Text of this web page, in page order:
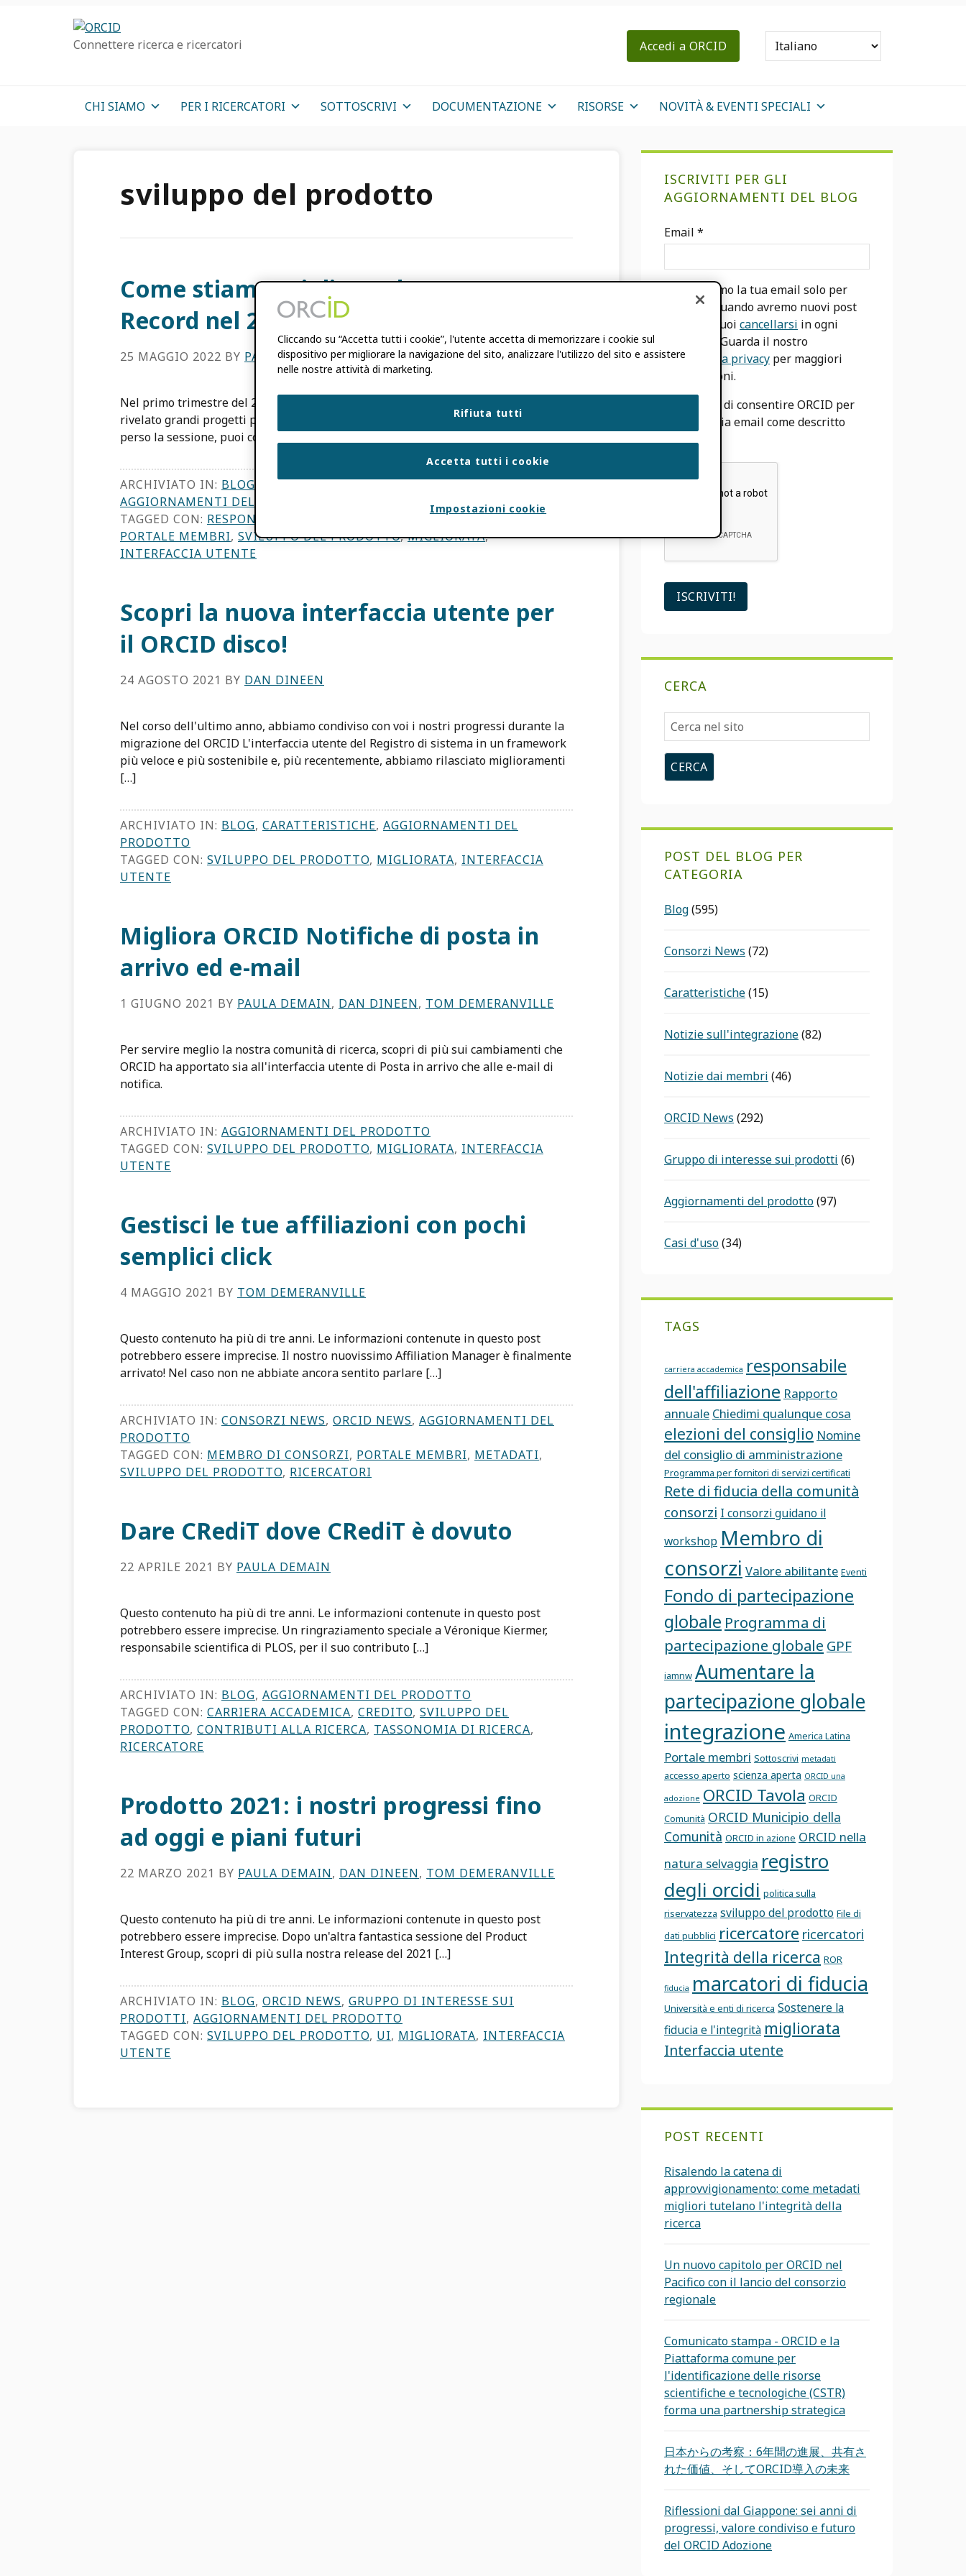
Connettere ricerca e ricercatori Accedi a ORCID
CHI SIAMO PER I RICERCATORI SOTTOSCRIVI DOCUMENTAZIONE RISORSE NOVITÀ & EVENTI SPECIALI
sviluppo del prodotto
Come stiamo migliorando ORCID
Record nel 2022
25 MAGGIO 2022 BY PAULA DEMAIN,DAN DINEEN,TOM DEMERANVILLE
Nel primo trimestre del 2022, la nostra sessione del Product Interest Group ha
rivelato grandi progetti per i miglioramenti del registro di quest'anno. Anche se hai
perso la sessione, puoi comunque […]
ARCHIVIATO IN: BLOG GRUPPO DI INTERESSE SUI PRODOTTI,
AGGIORNAMENTI DEL PRODOTTO
TAGGED CON: RESPONSABILE DELL'AFFILIAZIONE INTEGRAZIONE,
PORTALE MEMBRI, SVILUPPO DEL PRODOTTO,MIGLIORATA,
INTERFACCIA UTENTE
Scopri la nuova interfaccia utente per
il ORCID disco!
24 AGOSTO 2021 BY DAN DINEEN
Nel corso dell'ultimo anno, abbiamo condiviso con voi i nostri progressi durante la
migrazione del ORCID L'interfaccia utente del Registro di sistema in un framework
più veloce e più sostenibile e, più recentemente, abbiamo rilasciato miglioramenti
[…]
ARCHIVIATO IN: BLOG, CARATTERISTICHE, AGGIORNAMENTI DEL
PRODOTTO
TAGGED CON: SVILUPPO DEL PRODOTTO, MIGLIORATA, INTERFACCIA
UTENTE
Migliora ORCID Notifiche di posta in
arrivo ed e-mail
1 GIUGNO 2021 BY PAULA DEMAIN, DAN DINEEN, TOM DEMERANVILLE
Per servire meglio la nostra comunità di ricerca, scopri di più sui cambiamenti che
ORCID ha apportato sia all'interfaccia utente di Posta in arrivo che alle e-mail di
notifica.
ARCHIVIATO IN: AGGIORNAMENTI DEL PRODOTTO
TAGGED CON: SVILUPPO DEL PRODOTTO, MIGLIORATA, INTERFACCIA
UTENTE
Gestisci le tue affiliazioni con pochi
semplici click
4 MAGGIO 2021 BY TOM DEMERANVILLE
Questo contenuto ha più di tre anni. Le informazioni contenute in questo post
potrebbero essere imprecise. Il nostro nuovissimo Affiliation Manager è finalmente
arrivato! Nel caso non ne abbiate ancora sentito parlare […]
ARCHIVIATO IN: CONSORZI NEWS, ORCID NEWS, AGGIORNAMENTI DEL
PRODOTTO
TAGGED CON: MEMBRO DI CONSORZI, PORTALE MEMBRI, METADATI,
SVILUPPO DEL PRODOTTO, RICERCATORI
Dare CRediT dove CRediT è dovuto
22 APRILE 2021 BY PAULA DEMAIN
Questo contenuto ha più di tre anni. Le informazioni contenute in questo post
potrebbero essere imprecise. Un ringraziamento speciale a Véronique Kiermer,
responsabile scientifica di PLOS, per il suo contributo […]
ARCHIVIATO IN: BLOG, AGGIORNAMENTI DEL PRODOTTO
TAGGED CON: CARRIERA ACCADEMICA, CREDITO, SVILUPPO DEL
PRODOTTO, CONTRIBUTI ALLA RICERCA, TASSONOMIA DI RICERCA,
RICERCATORE
Prodotto 2021: i nostri progressi fino
ad oggi e piani futuri
22 MARZO 2021 BY PAULA DEMAIN, DAN DINEEN, TOM DEMERANVILLE
Questo contenuto ha più di tre anni. Le informazioni contenute in questo post
potrebbero essere imprecise. Dopo un'altra fantastica sessione del Product
Interest Group, scopri di più sulla nostra release del 2021 […]
ARCHIVIATO IN: BLOG, ORCID NEWS, GRUPPO DI INTERESSE SUI
PRODOTTI, AGGIORNAMENTI DEL PRODOTTO
TAGGED CON: SVILUPPO DEL PRODOTTO, UI, MIGLIORATA, INTERFACCIA
UTENTE
primaria
ISCRIVITI PER GLI
AGGIORNAMENTI DEL BLOG
Email *
Utilizzeremo la tua email solo per
avvisarti quando avremo nuovi post
sul blog. Puoi cancellarsi in ogni
momento. Guarda il nostro
Informativa privacy per maggiori
informazioni.
Accetto di consentire ORCID per
usare la mia email come descritto
sopra
CERCA
Cerca
nel
sito
POST DEL BLOG PER
CATEGORIA
Blog(595)
Consorzi News (72)
Caratteristiche(15)
Notizie sull'integrazione(82)
Notizie dai membri (46)
ORCID News (292)
Gruppo di interesse sui prodotti (6)
Aggiornamenti del prodotto(97)
Casi d'uso(34)
TAGS
carriera accademica responsabile
dell'affiliazione Rapporto
annuale Chiedimi qualunque cosa
elezioni del consiglio Nomine
del consiglio di amministrazione
Programma per fornitori di servizi certificati
Rete di fiducia della comunità
consorzi I consorzi guidano il
workshop Membro di
consorzi Valore abilitante Eventi
Fondo di partecipazione
globale Programma di
partecipazione globale GPF
iamnw Aumentare la
partecipazione globale
integrazione America Latina
Portale membri Sottoscrivi metadati
accesso aperto scienza aperta ORCID una
adozione ORCID Tavola ORCID
Comunità ORCID Municipio della
Comunità ORCID in azione ORCID nella
natura selvaggia registro
degli orcidi politica sulla
riservatezza sviluppo del prodotto File di
dati pubblici ricercatore ricercatori
Integrità della ricerca ROR
fiducia marcatori di fiducia
Università e enti di ricerca Sostenere la
fiducia e l'integrità migliorata
Interfaccia utente
POST RECENTI
Risalendo la catena di
approvvigionamento: come metadati
migliori tutelano l'integrità della
ricerca
Un nuovo capitolo per ORCID nel
Pacifico con il lancio del consorzio
regionale
Comunicato stampa - ORCID e la
Piattaforma comune per
l'identificazione delle risorse
scientifiche e tecnologiche (CSTR)
forma una partnership strategica
日本からの考察：6年間の進展、共有さ
れた価値、そしてORCID導入の未来
Riflessioni dal Giappone: sei anni di
progressi, valore condiviso e futuro
del ORCID Adozione
Cliccando su “Accetta tutti i cookie”, l'utente accetta di memorizzare i cookie sul
dispositivo per migliorare la navigazione del sito, analizzare l'utilizzo del sito e assistere
nelle nostre attività di marketing.
Rifiuta tutti
Accetta tutti i cookie
Impostazioni cookie